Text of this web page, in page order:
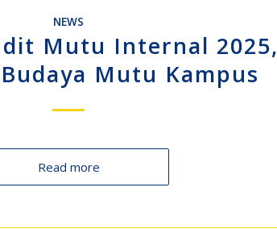
NEWS
Mutu Internal 2025,
Mutu Kampus
Read more